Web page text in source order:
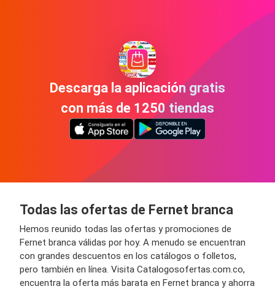
Descarga la aplicación gratis
con más de 1250 tiendas
Todas las ofertas de Fernet branca
Hemos reunido todas las ofertas y promociones de
Fernet branca válidas por hoy. A menudo se encuentran
con grandes descuentos en los catálogos o folletos,
pero también en línea. Visita Catalogosofertas.com.co,
encuentra la oferta más barata en Fernet branca y ahorra